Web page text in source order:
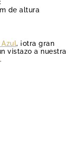
de altura
, ¡otra gran
vistazo a nuestra
.